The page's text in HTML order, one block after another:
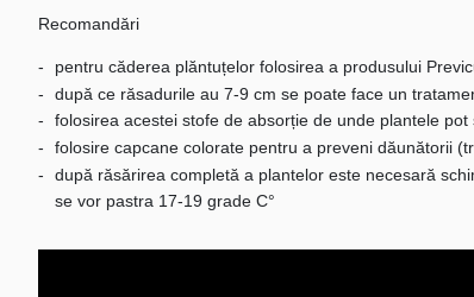
Recomandări
pentru căderea plăntuțelor folosirea a produsului
după ce răsadurile au 7-9 cm se poate face un
folosirea acestei stofe de absorție de unde plantele
folosire capcane colorate pentru a preveni dăunătorii
după răsărirea completă a plantelor este necesară
se vor pastra 17-19 grade C°